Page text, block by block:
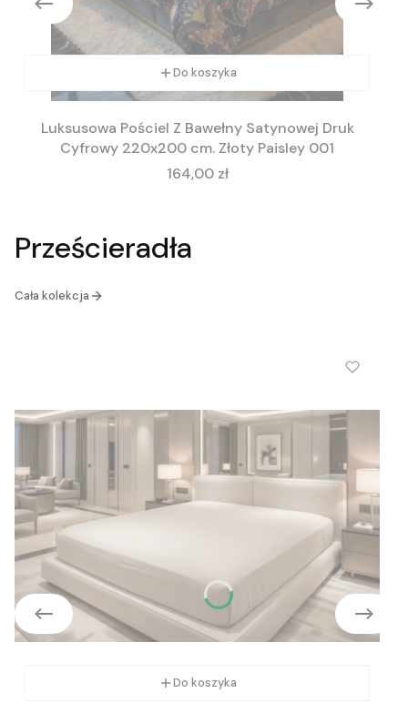
Do koszyka
Luksusowa Pościel Z Bawełny Satynowej Druk
Cyfrowy 220x200 cm. Złoty Paisley 001
Cena
164,00 zł
Prześcieradła
Cała kolekcja
Do koszyka